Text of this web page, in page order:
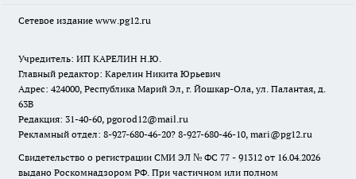
Сетевое издание www.pg12.ru
Учредитель: ИП КАРЕЛИН Н.Ю.
Главный редактор: Карелин Никита Юрьевич
Адрес: 424000, Республика Марий Эл, г. Йошкар-Ола, ул. Палантая, д.
63В
Редакция: 31-40-60, pgorod12@mail.ru
Рекламный отдел: 8-927-680-46-20? 8-927-680-46-10, mari@pg12.ru
Свидетельство о регистрации СМИ ЭЛ № ФС 77 - 91312 от 16.04.2026
выдано Роскомнадзором РФ. При частичном или полном